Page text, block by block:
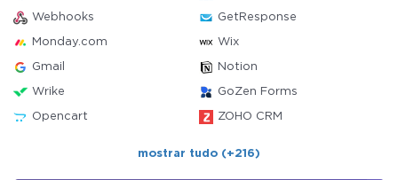
Webhooks GetResponse
Monday.com Wix
Gmail Notion
Wrike GoZen Forms
Opencart ZOHO CRM
mostrar tudo (+216)